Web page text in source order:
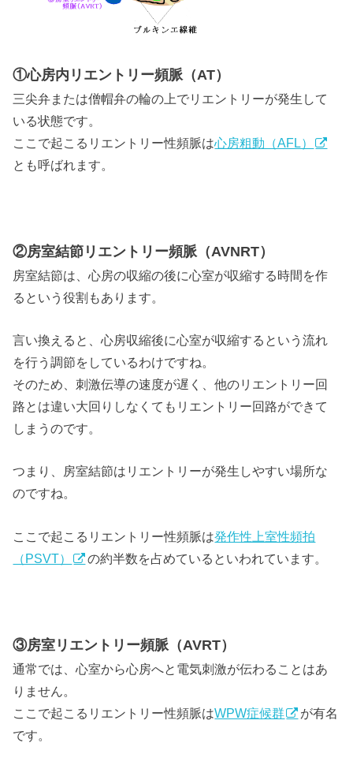
①心房内リエントリー頻脈（AT）
三尖弁または僧帽弁の輪の上でリエントリーが発生して
いる状態です。
ここで起こるリエントリー性頻脈は心房粗動（AFL）
とも呼ばれます。
②房室結節リエントリー頻脈（AVNRT）
房室結節は、心房の収縮の後に心室が収縮する時間を作
るという役割もあります。
言い換えると、心房収縮後に心室が収縮するという流れ
を行う調節をしているわけですね。
そのため、刺激伝導の速度が遅く、他のリエントリー回
路とは違い大回りしなくてもリエントリー回路ができて
しまうのです。
つまり、房室結節はリエントリーが発生しやすい場所な
のですね。
ここで起こるリエントリー性頻脈は発作性上室性頻拍
（PSVT）
の約半数を占めているといわれています。
③房室リエントリー頻脈（AVRT）
通常では、心室から心房へと電気刺激が伝わることはあ
りません。
ここで起こるリエントリー性頻脈はWPW症候群
が有名
です。